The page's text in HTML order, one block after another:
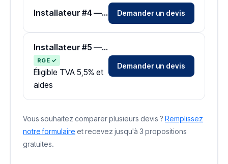
Installateur #4 — Zone Essonne Demander un devis
Installateur #5 — Zone Essonne
RGE ✓
Éligible TVA 5,5% et
aides
Demander un devis
Vous souhaitez comparer plusieurs devis ? Remplissez
notre formulaire et recevez jusqu'à 3 propositions
gratuites.